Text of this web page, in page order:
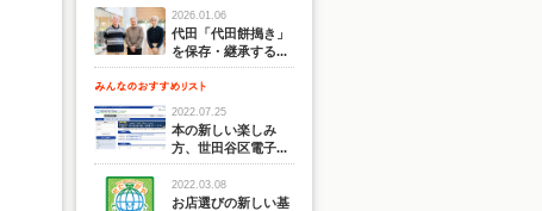
2026.01.06
代田「代田餅搗き」
を保存・継承する...
2022.07.25
本の新しい楽しみ
方、世田谷区電子...
2022.03.08
お店選びの新しい基